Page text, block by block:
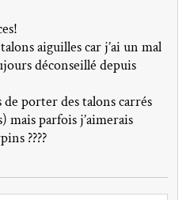
aiguilles car j’ai un mal
déconseillé depuis
de porter des talons carrés
mais parfois j’aimerais
????